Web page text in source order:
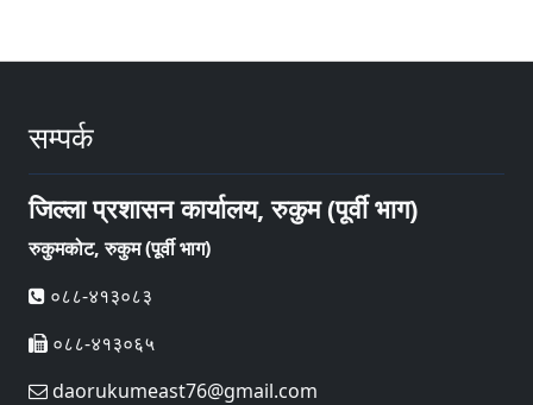
सम्पर्क
जिल्ला प्रशासन कार्यालय, रुकुम (पूर्वी भाग)
रुकुमकोट, रुकुम (पूर्वी भाग)
०८८-४१३०८३
०८८-४१३०६५
daorukumeast76@gmail.com